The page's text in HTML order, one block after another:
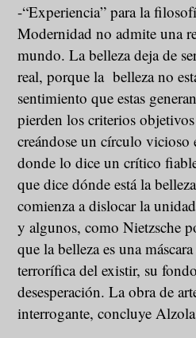
-“Experiencia” para la
Modernidad no admite una
mundo. La belleza deja de
real, porque la belleza no
sentimiento que estas
pierden los criterios
creándose un círculo vicioso
donde lo dice un crítico
que dice dónde está la
comienza a dislocar la
y algunos, como Nietzsche
que la belleza es una
terrorífica del existir, su
desesperación. La obra de
interrogante, concluye